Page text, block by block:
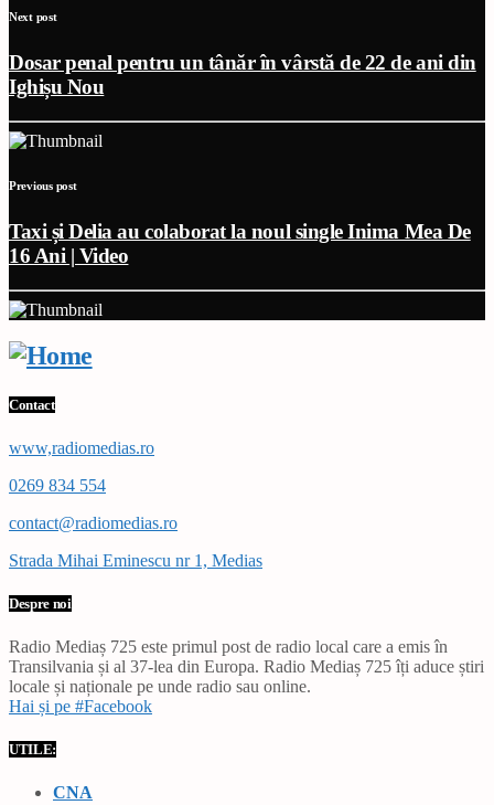
Next post
Dosar penal pentru un tânăr în vârstă de 22 de ani din
Ighișu Nou
Previous post
Taxi și Delia au colaborat la noul single Inima Mea De
16 Ani | Video
Contact
www,radiomedias.ro
0269 834 554
contact@radiomedias.ro
Strada Mihai Eminescu nr 1, Medias
Despre noi
Radio Mediaș 725 este primul post de radio local care a emis în
Transilvania și al 37-lea din Europa. Radio Mediaș 725 îți aduce știri
locale și naționale pe unde radio sau online.
Hai și pe #Facebook
UTILE:
CNA